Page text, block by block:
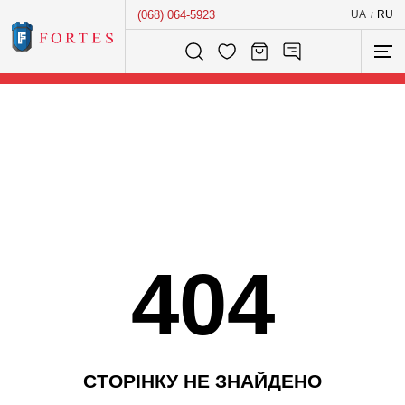
(068) 064-5923 UA / RU
Розумний пошук...
404
СТОРІНКУ НЕ ЗНАЙДЕНО